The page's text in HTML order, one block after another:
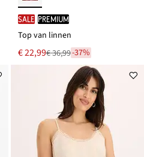
SALE PREMIUM
Top van linnen
Nu
voor
€ 22,99
Van € 36,99-37%